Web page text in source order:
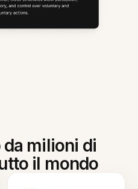
milioni di
il mondo